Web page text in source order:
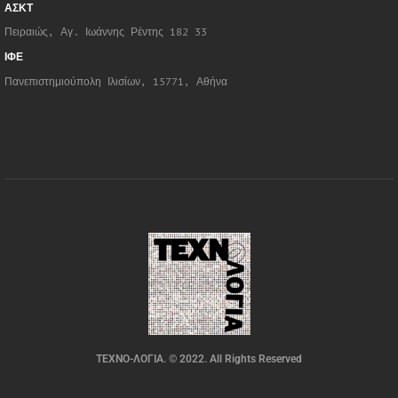
ΑΣΚΤ
Πειραιώς, Αγ. Ιωάννης Ρέντης 182 33
ΙΦΕ
Πανεπιστημιούπολη Ιλισίων, 15771, Αθήνα
ΤΕΧΝΟ-ΛΟΓΙΑ. © 2022. All Rights Reserved